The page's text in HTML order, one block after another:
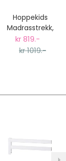
er en til tre
Hoppekids
Madrasstrekk,
90x200x9cm,
Hvit
kr 819.-
kr 1019.-